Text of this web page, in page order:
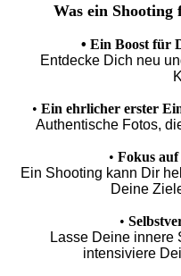
Was ein
• Ein Boost für
Entdecke Dich neu
• Ein ehrlicher erster
Authentische Fotos,
• Fokus auf
Ein Shooting kann Dir
Deine
•
Lasse Deine innere
intensiviere